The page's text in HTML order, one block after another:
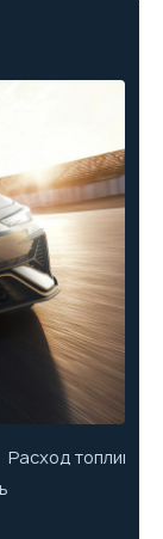
Расход топлива